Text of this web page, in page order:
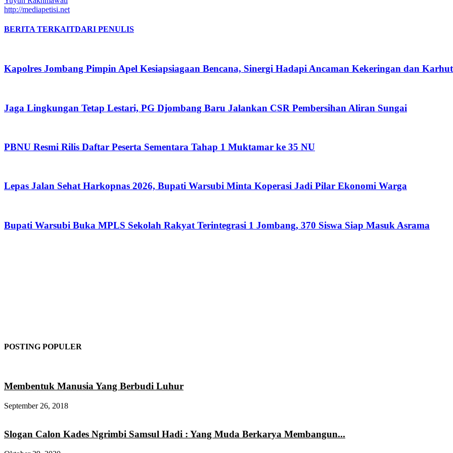
http://mediapetisi.net
BERITA TERKAITDARI PENULIS
Kapolres Jombang Pimpin Apel Kesiapsiagaan Bencana, Sinergi Hadapi Ancaman Kekeringan dan
Jaga Lingkungan Tetap Lestari, PG Djombang Baru Jalankan CSR Pembersihan Aliran Sungai
PBNU Resmi Rilis Daftar Peserta Sementara Tahap 1 Muktamar ke 35 NU
Lepas Jalan Sehat Harkopnas 2026, Bupati Warsubi Minta Koperasi Jadi Pilar Ekonomi Warga
Bupati Warsubi Buka MPLS Sekolah Rakyat Terintegrasi 1 Jombang, 370 Siswa Siap Masuk Asrama
POSTING POPULER
Membentuk Manusia Yang Berbudi Luhur
September 26, 2018
Slogan Calon Kades Ngrimbi Samsul Hadi : Yang Muda Berkarya Membangun...